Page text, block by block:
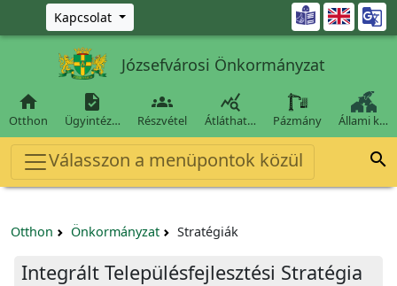
Ugrás a fő tartalomra
Kapcsolat 
Józsefvárosi Önkormányzat

Otthon

Ügyintéz…

Részvétel

Átláthat… Pázmány Állami k…
Válasszon a menüpontok közül 
Otthon Önkormányzat Stratégiák
Integrált Településfejlesztési Stratégia